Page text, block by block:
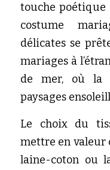
touche poétique
costume
délicates se
mariages à
de mer, où la
paysages
Le choix du
mettre en valeur
laine-coton ou